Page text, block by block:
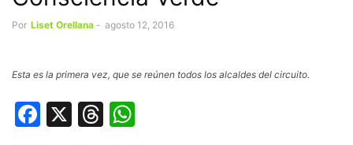
Por Liset Orellana - agosto 12, 2016
Esta es la primera vez, que se reúnen todos los alcaldes del circuito.
Facebook
X Threads